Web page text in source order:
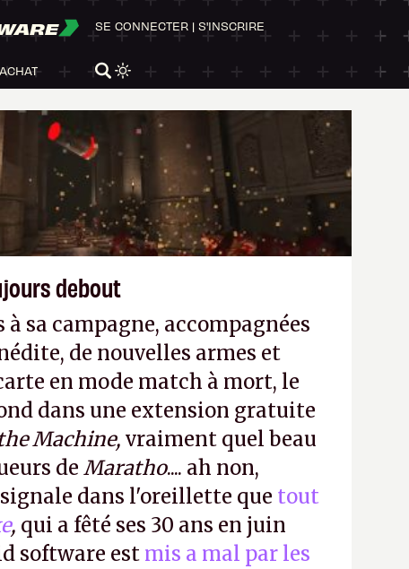
SE CONNECTER | S'INSCRIRE
debout
à sa campagne, accompagnées
de nouvelles armes et
en mode match à mort, le
dans une extension gratuite
Machine, vraiment quel beau
de Maratho.... ah non,
dans l'oreillette que tout
, qui a fêté ses 30 ans en juin
software est mis a mal par les